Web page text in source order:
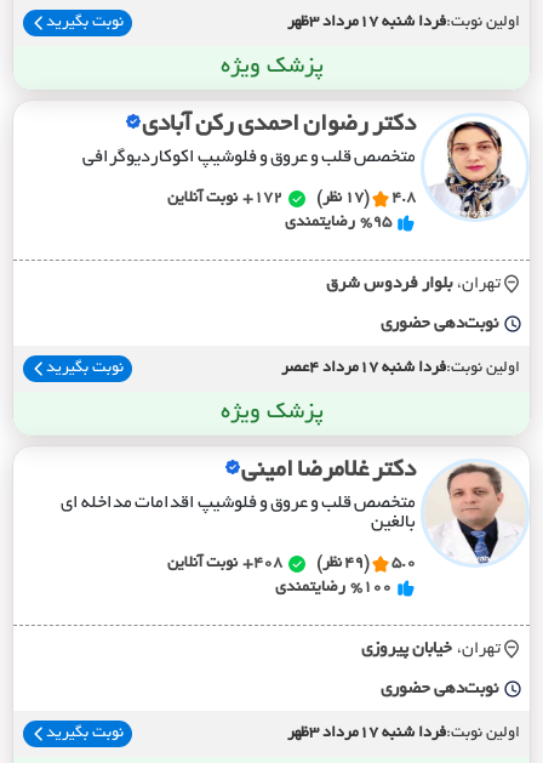
اولین نوبت:فردا شنبه 17مرداد 3ظهر نوبت بگیرید
پزشک ویژه
دکتر رضوان احمدی رکن آبادی
متخصص قلب و عروق و فلوشیپ اکوکاردیوگرافی
4.8 (17 نظر) 172+
نوبت آنلاین
%95 رضایتمندی
تهران، بلوار فردوس شرق
نوبت‌دهی حضوری
اولین نوبت:فردا شنبه 17مرداد 4عصر نوبت بگیرید
پزشک ویژه
دکتر غلامرضا امینی
متخصص قلب و عروق و فلوشیپ اقدامات مداخله ای
بالغین
5.0 (49 نظر) 408+
نوبت آنلاین
%100 رضایتمندی
تهران، خيابان پيروزي
نوبت‌دهی حضوری
اولین نوبت:فردا شنبه 17مرداد 3ظهر نوبت بگیرید